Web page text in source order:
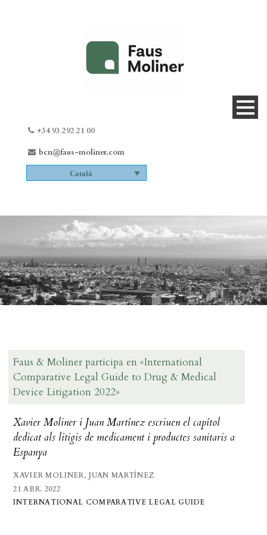
+34 93 292 21 00
bcn@faus-moliner.com
Català
Faus & Moliner participa en «International
Comparative Legal Guide to Drug & Medical
Device Litigation 2022»
Xavier Moliner i Juan Martínez escriuen el capítol
dedicat als litigis de medicament i productes sanitaris a
Espanya
XAVIER MOLINER, JUAN MARTÍNEZ
21 ABR. 2022
INTERNATIONAL COMPARATIVE LEGAL GUIDE